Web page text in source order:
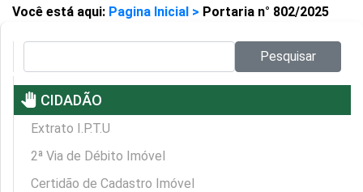
Você está aqui: Pagina Inicial > Portaria n° 802/2025
Pesquisar
pan_tool CIDADÃO
Extrato I.P.T.U
2ª Via de Débito Imóvel
Certidão de Cadastro Imóvel